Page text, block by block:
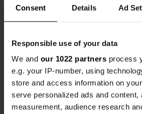
Consent Details Ad
Responsible use of your data
We and our 1022 partners process
e.g. your IP-number, using
store and access information on
serve personalized ads and content,
measurement, audience research
Camping calme au bord de la
potentiellement marécageux
Réception bien agencée,
Réservations possibles.
un peu vétustes. Restaurant